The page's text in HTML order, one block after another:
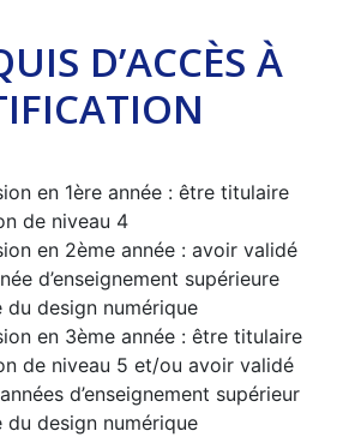
D’ACCÈS À
en 1ère année : être titulaire
de niveau 4
en 2ème année : avoir validé
d’enseignement supérieure
du design numérique
en 3ème année : être titulaire
de niveau 5 et/ou avoir validé
d’enseignement supérieur
du design numérique